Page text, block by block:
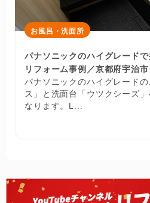
お風呂・洗面所
パナソニックのハイグレード
リフォーム事例／京都府宇治市
パナソニックのハイグレード
ス」と洗面台「ウツクシーズ
なります。L...